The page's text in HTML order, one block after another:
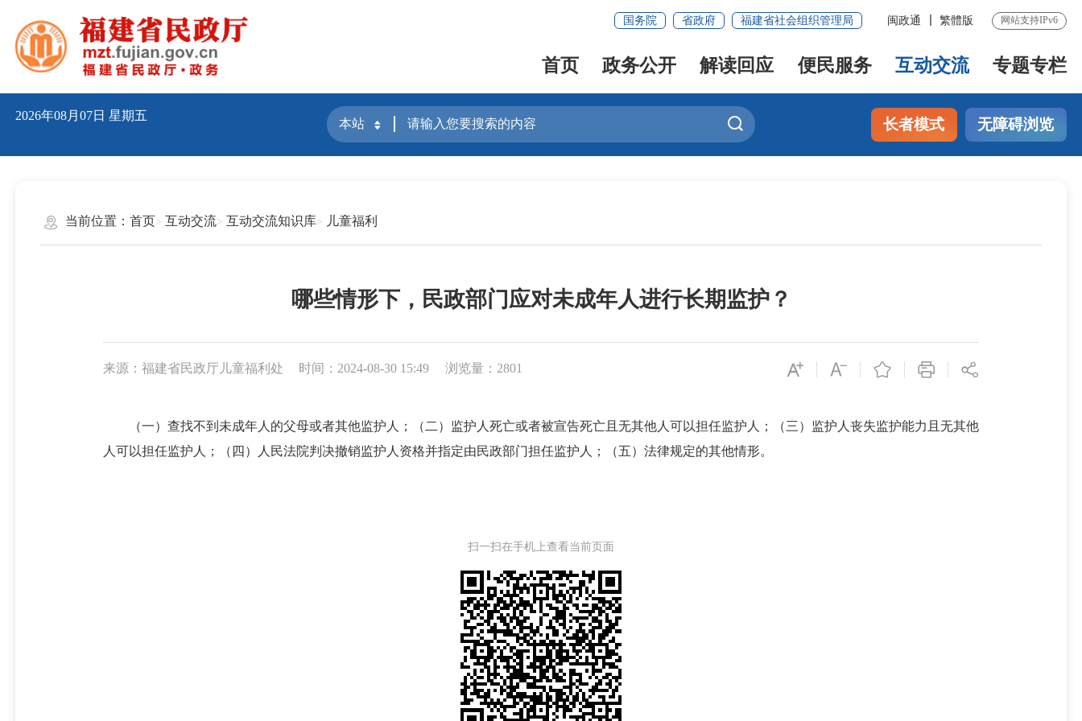
国务院 省政府 福建省社会组织管理局 闽政通 繁體版 网站支持IPv6
首页 政务公开 解读回应 便民服务 互动交流 专题专栏
2026年08月07日 星期五
长者模式 无障碍浏览
当前位置： 首页 互动交流 互动交流知识库 儿童福利
哪些情形下，民政部门应对未成年人进行长期监护？
来源：福建省民政厅儿童福利处 时间：2024-08-30 15:49 浏览量：2801
（一）查找不到未成年人的父母或者其他监护人；（二）监护人死亡或者被宣告死亡且无其他人可以担任监护人；（三）监护人丧失监护能力且无其他
人可以担任监护人；（四）人民法院判决撤销监护人资格并指定由民政部门担任监护人；（五）法律规定的其他情形。
扫一扫在手机上查看当前页面